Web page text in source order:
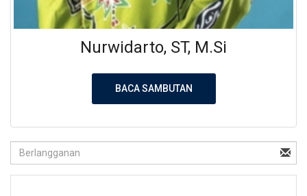
Nurwidarto, ST, M.Si
BACA SAMBUTAN